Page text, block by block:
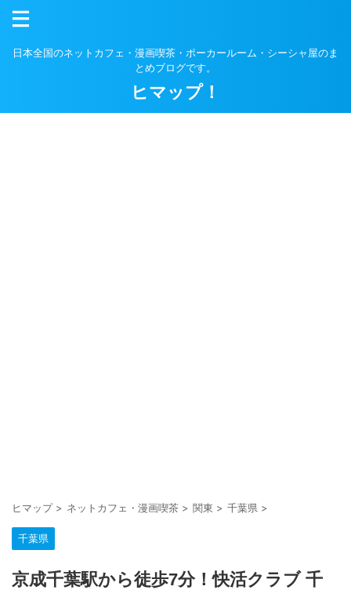
日本全国のネットカフェ・漫画喫茶・ポーカールーム・シーシャ屋のま
とめブログです。
ヒマップ！
ヒマップ> ネットカフェ・漫画喫茶 > 関東 > 千葉県 >
千葉県
京成千葉駅から徒歩7分！快活クラブ 千